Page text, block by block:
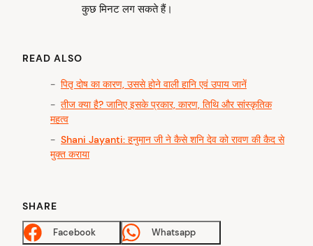
कुछ मिनट लग सकते हैं।
READ ALSO
पितृ दोष का कारण, उससे होने वाली हानि एवं उपाय जानें
तीज क्या है? जानिए इसके प्रकार, कारण, तिथि और सांस्कृतिक
महत्व
Shani Jayanti: हनुमान जी ने कैसे शनि देव को रावण की कैद से
मुक्त कराया
SHARE
Facebook Whatsapp